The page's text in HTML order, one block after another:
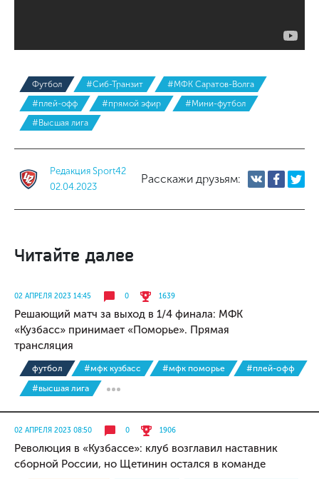
Футбол #Сиб-Транзит
#МФК Саратов-Волга
#плей-офф
#прямой эфир
#Мини-футбол
#Высшая лига
Редакция Sport42
02.04.2023
Расскажи друзьям:
Читайте далее
02 АПРЕЛЯ 2023 14:45 0 1639
Решающий матч за выход в 1/4 финала: МФК
«Кузбасс» принимает «Поморье». Прямая
трансляция
футбол #мфк кузбасс #мфк поморье
#плей-офф
#высшая лига
02 АПРЕЛЯ 2023 08:50 0 1906
Революция в «Кузбассе»: клуб возглавил наставник
сборной России, но Щетинин остался в команде